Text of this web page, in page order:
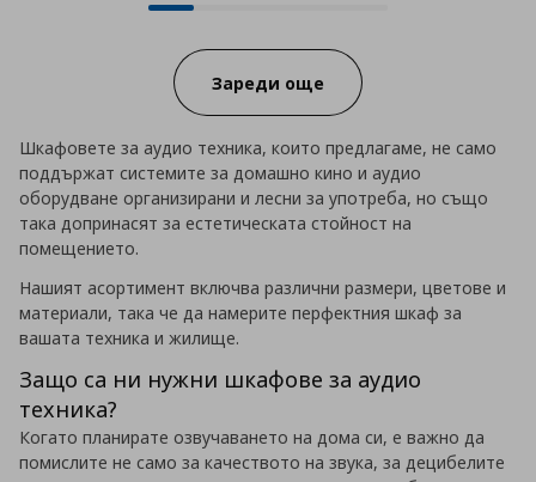
Progress:
Зареди още
Шкафовете за аудио техника, които предлагаме, не само
поддържат системите за домашно кино и аудио
оборудване организирани и лесни за употреба, но също
така допринасят за естетическата стойност на
помещението.
Нашият асортимент включва различни размери, цветове и
материали, така че да намерите перфектния шкаф за
вашата техника и жилище.
Защо са ни нужни шкафове за аудио
техника?
Когато планирате озвучаването на дома си, е важно да
помислите не само за качеството на звука, за децибелите